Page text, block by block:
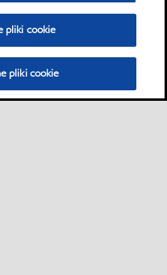
pliki cookie
pliki cookie